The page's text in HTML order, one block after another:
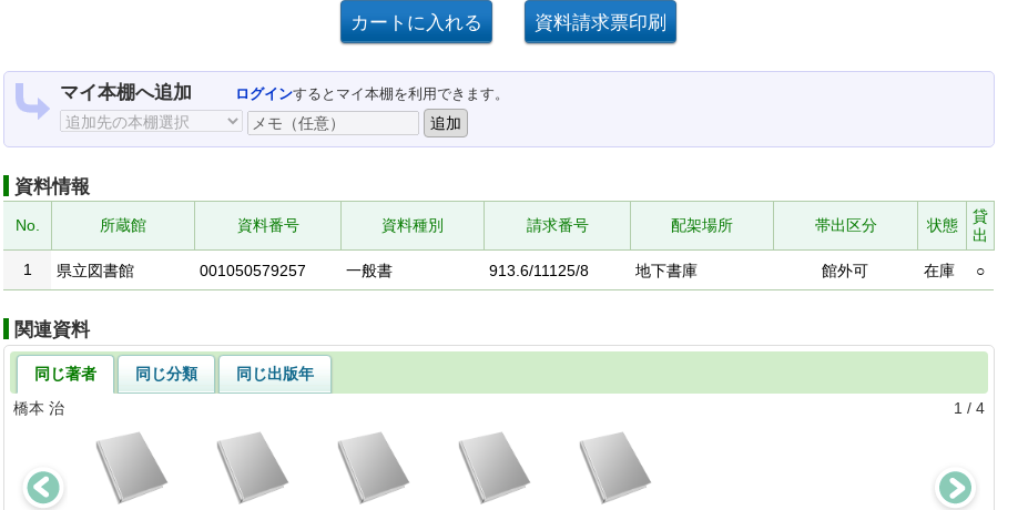
マイ本棚へ追加 ログインするとマイ本棚を利用できます。
資料情報
No. 所蔵館 資料番号 資料種別 請求番号 配架場所 帯出区分 状態
貸
出
1
県立図書館 001050579257 一般書 913.6/11125/8 地下書庫 館外可 在庫 ○
関連資料
同じ著者 同じ分類
同じ出版年
橋本 治
1 / 4